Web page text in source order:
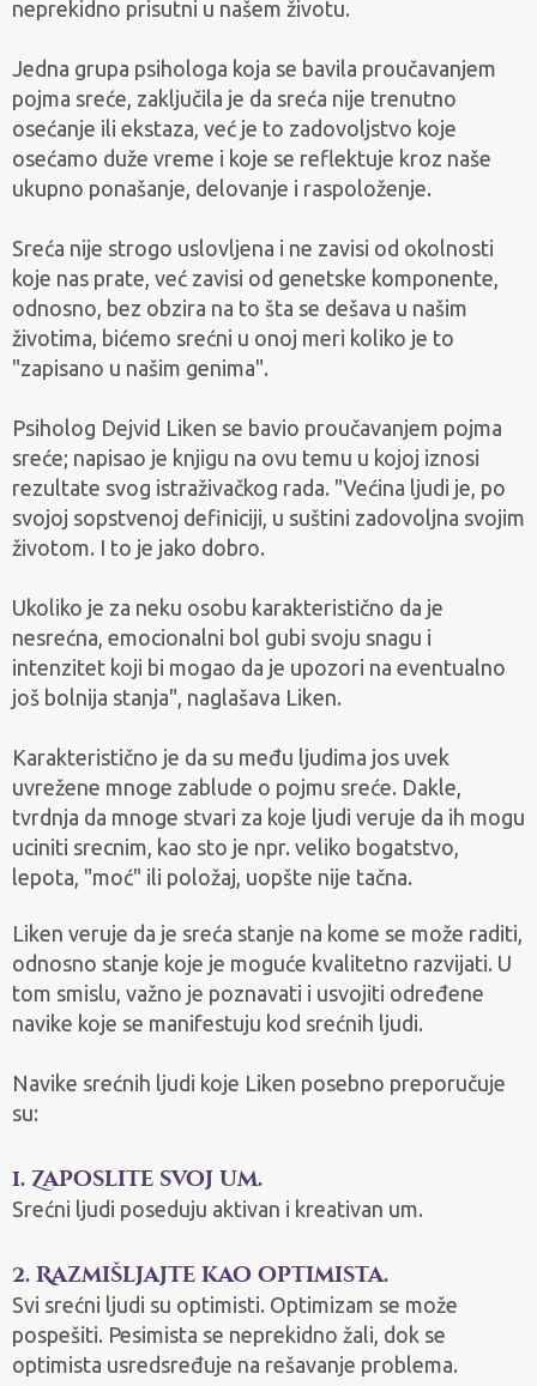
neprekidno prisutni u našem životu.
Jedna grupa psihologa koja se bavila proučavanjem
pojma sreće, zaključila je da sreća nije trenutno
osećanje ili ekstaza, već je to zadovoljstvo koje
osećamo duže vreme i koje se reflektuje kroz naše
ukupno ponašanje, delovanje i raspoloženje.
Sreća nije strogo uslovljena i ne zavisi od okolnosti
koje nas prate, već zavisi od genetske komponente,
odnosno, bez obzira na to šta se dešava u našim
životima, bićemo srećni u onoj meri koliko je to
"zapisano u našim genima".
Psiholog Dejvid Liken se bavio proučavanjem pojma
sreće; napisao je knjigu na ovu temu u kojoj iznosi
rezultate svog istraživačkog rada. "Većina ljudi je, po
svojoj sopstvenoj definiciji, u suštini zadovoljna svojim
životom. I to je jako dobro.
Ukoliko je za neku osobu karakteristično da je
nesrećna, emocionalni bol gubi svoju snagu i
intenzitet koji bi mogao da je upozori na eventualno
još bolnija stanja", naglašava Liken.
Karakteristično je da su među ljudima jos uvek
uvrežene mnoge zablude o pojmu sreće. Dakle,
tvrdnja da mnoge stvari za koje ljudi veruje da ih mogu
uciniti srecnim, kao sto je npr. veliko bogatstvo,
lepota, "moć" ili položaj, uopšte nije tačna.
Liken veruje da je sreća stanje na kome se može raditi,
odnosno stanje koje je moguće kvalitetno razvijati. U
tom smislu, važno je poznavati i usvojiti određene
navike koje se manifestuju kod srećnih ljudi.
Navike srećnih ljudi koje Liken posebno preporučuje
su:
1. Zaposlite svoj um.
Srećni ljudi poseduju aktivan i kreativan um.
2. Razmišljajte kao optimista.
Svi srećni ljudi su optimisti. Optimizam se može
pospešiti. Pesimista se neprekidno žali, dok se
optimista usredsređuje na rešavanje problema.